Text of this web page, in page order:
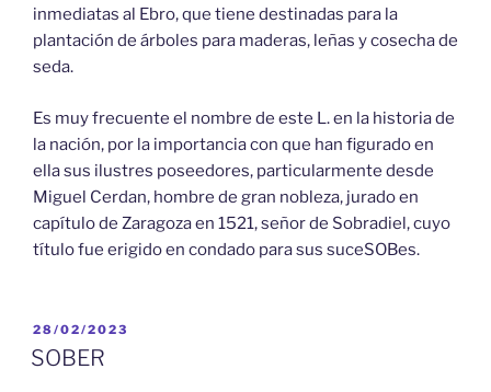
inmediatas al Ebro, que tiene destinadas para la
plantación de árboles para maderas, leñas y cosecha de
seda.
Es muy frecuente el nombre de este L. en la historia de
la nación, por la importancia con que han figurado en
ella sus ilustres poseedores, particularmente desde
Miguel Cerdan, hombre de gran nobleza, jurado en
capítulo de Zaragoza en 1521, señor de Sobradiel, cuyo
título fue erigido en condado para sus suceSOBes.
PUBLICADO
EL
28/02/2023
SOBER